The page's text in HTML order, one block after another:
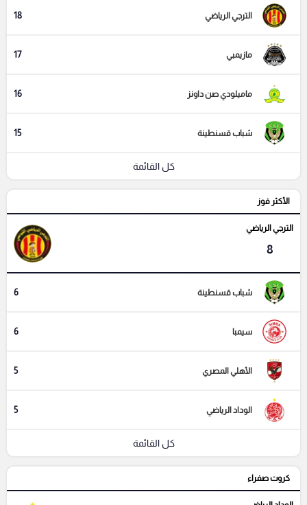
الترجي الرياضي 18
مازيمبي 17
ماميلودي صن داونز 16
شباب قسنطينة 15
كل القائمة
الأكثر فوز
الترجي الرياضي
8
شباب قسنطينة 6
سيمبا 6
الأهلي المصري 5
الوداد الرياضي 5
كل القائمة
كروت صفراء